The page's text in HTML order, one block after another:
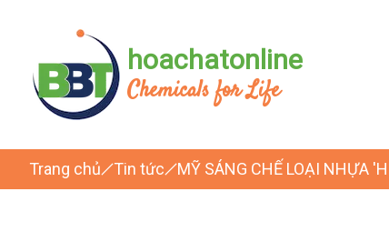
hoachatonline
Chemicals for Life
Trang chủ Tin tức MỸ SÁNG CHẾ LOẠI NHỰA